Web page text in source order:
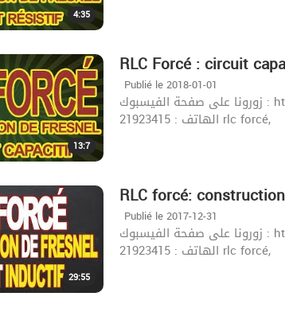
4:35
13:7
RLC Forcé : circuit
Publié le 2018-01-01
زورونا على صفحة الفيسبوك : https://www.facebook.com/khazrischool/ الموقع :khazrischool.com
الهاتف : 21923415 rlc forcé,
29:55
RLC forcé:
Publié le 2017-12-31
زورونا على صفحة الفيسبوك : https://www.facebook.com/khazrischool/ الموقع :khazrischool.com
الهاتف : 21923415 rlc forcé,